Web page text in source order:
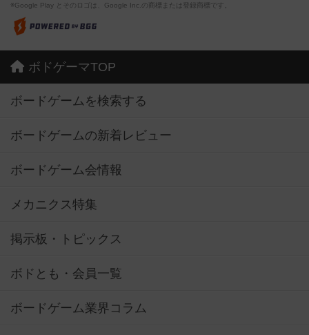
※Google Play とそのロゴは、Google Inc.の商標または登録商標です。
ボドゲーマTOP
ボードゲームを検索する
ボードゲームの新着レビュー
ボードゲーム会情報
メカニクス特集
掲示板・トピックス
ボドとも・会員一覧
ボードゲーム業界コラム